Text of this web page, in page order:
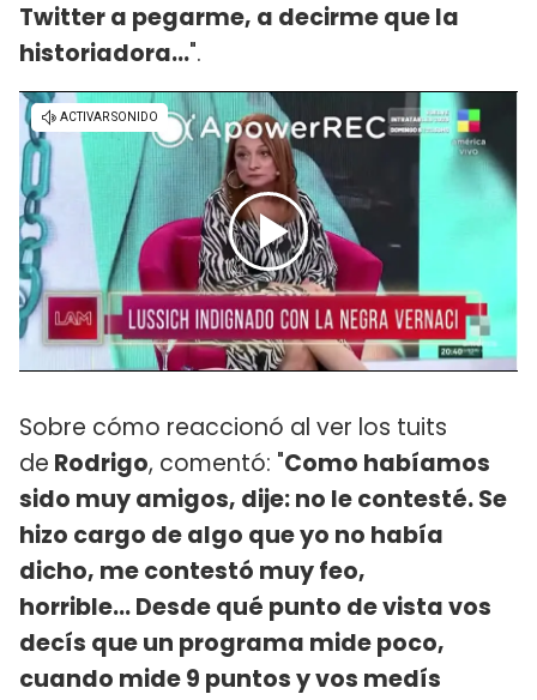
Twitter a pegarme, a decirme que la
historiadora...".
Sobre cómo reaccionó al ver los tuits
de Rodrigo, comentó: "Como habíamos
sido muy amigos, dije: no le contesté. Se
hizo cargo de algo que yo no había
dicho, me contestó muy feo,
horrible... Desde qué punto de vista vos
decís que un programa mide poco,
cuando mide 9 puntos y vos medís